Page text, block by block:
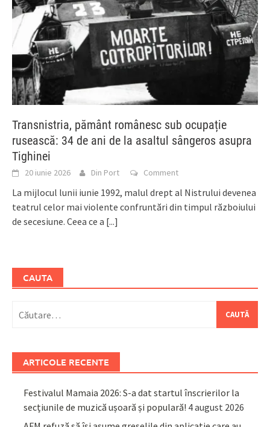
Transnistria, pământ românesc sub ocupație
rusească: 34 de ani de la asaltul sângeros asupra
Tighinei
20 iunie 2026 Din Port Comment
La mijlocul lunii iunie 1992, malul drept al Nistrului devenea
teatrul celor mai violente confruntări din timpul războiului
de secesiune. Ceea ce a [...]
CAUTA
după:
ARTICOLE RECENTE
Festivalul Mamaia 2026: S-a dat startul înscrierilor la
secțiunile de muzică ușoară și populară! 4 august 2026